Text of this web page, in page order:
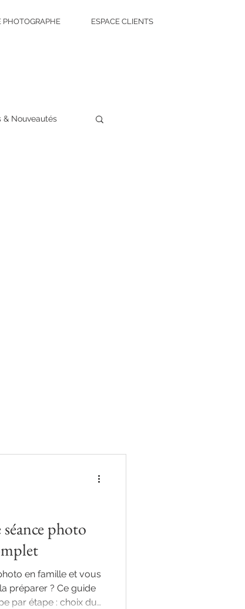
PHOTOGRAPHE ESPACE CLIENTS
& Nouveautés
photo
en famille et vous
préparer ? Ce guide
par étape : choix du